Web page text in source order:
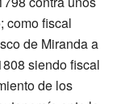
como fiscal
de Miranda a
siendo fiscal
de los